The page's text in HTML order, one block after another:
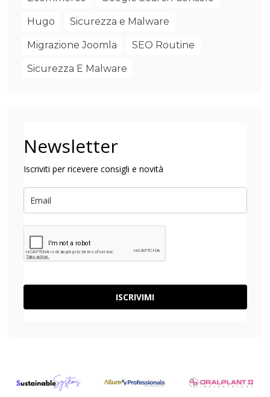
Hugo Sicurezza e Malware
Migrazione Joomla SEO Routine
Sicurezza E Malware
Newsletter
Iscriviti per ricevere consigli e novità
ISCRIVIMI